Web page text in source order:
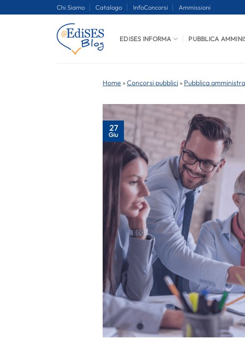
Chi Siamo Catalogo InfoConcorsi Ammissioni
EDISES INFORMA PUBBLICA
Home »Concorsi pubblici » Pubblica
27
Giu